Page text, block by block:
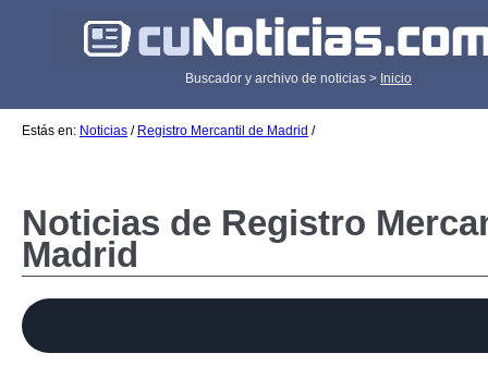
Buscador y archivo de noticias > Inicio
Estás en: Noticias / Registro Mercantil de Madrid /
Noticias de Registro
Madrid